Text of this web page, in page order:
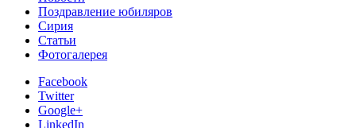
Поздравление юбиляров
Сирия
Статьи
Фотогалерея
Facebook
Twitter
Google+
LinkedIn